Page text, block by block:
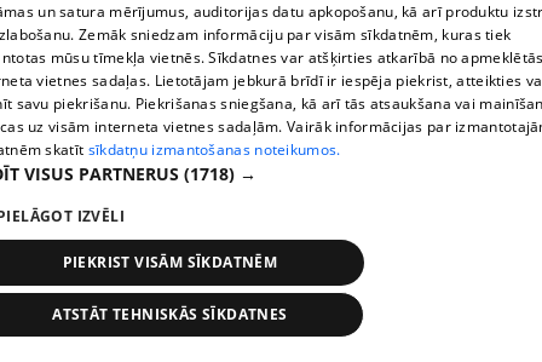
pirms 1 nedēļas, 1 dienas
Barkavā sākas kapelmeistaru mācības, lai nodotu
tautas muzicēšanas prasmes nākamajām
paaudzēm
un satura mērījumus, auditorijas datu apkopošanu, kā arī produktu
Zemāk sniedzam informāciju par visām sīkdatnēm, kuras tiek
mūsu tīmekļa vietnēs. Sīkdatnes var atšķirties atkarībā no
vietnes sadaļas. Lietotājam jebkurā brīdī ir iespēja piekrist, atteikties
savu piekrišanu. Piekrišanas sniegšana, kā arī tās atsaukšana vai
uz visām interneta vietnes sadaļām. Vairāk informācijas par
skatīt sīkdatņu izmantošanas noteikumos.
VISUS PARTNERUS (1718) →
IZVĒLI
PIEKRIST VISĀM SĪKDATNĒM
ATSTĀT TEHNISKĀS SĪKDATNES